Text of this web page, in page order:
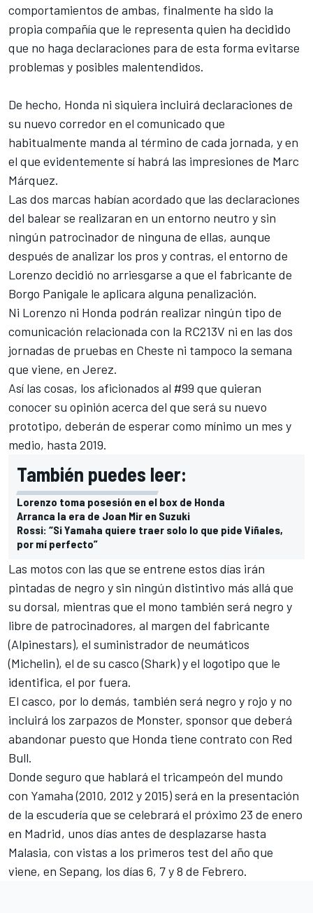
comportamientos de ambas, finalmente ha sido la
propia compañía que le representa quien ha decidido
que no haga declaraciones para de esta forma evitarse
problemas y posibles malentendidos.
De hecho, Honda ni siquiera incluirá declaraciones de
su nuevo corredor en el comunicado que
habitualmente manda al término de cada jornada, y en
el que evidentemente sí habrá las impresiones de Marc
Márquez.
Las dos marcas habían acordado que las declaraciones
del balear se realizaran en un entorno neutro y sin
ningún patrocinador de ninguna de ellas, aunque
después de analizar los pros y contras, el entorno de
Lorenzo decidió no arriesgarse a que el fabricante de
Borgo Panigale le aplicara alguna penalización.
Ni Lorenzo ni Honda podrán realizar ningún tipo de
comunicación relacionada con la RC213V ni en las dos
jornadas de pruebas en Cheste ni tampoco la semana
que viene, en Jerez.
Así las cosas, los aficionados al #99 que quieran
conocer su opinión acerca del que será su nuevo
prototipo, deberán de esperar como mínimo un mes y
medio, hasta 2019.
También puedes leer:
Lorenzo toma posesión en el box de Honda
Arranca la era de Joan Mir en Suzuki
Rossi: “Si Yamaha quiere traer solo lo que pide Viñales,
por mí perfecto”
Las motos con las que se entrene estos días irán
pintadas de negro y sin ningún distintivo más allá que
su dorsal, mientras que el mono también será negro y
libre de patrocinadores, al margen del fabricante
(Alpinestars), el suministrador de neumáticos
(Michelin), el de su casco (Shark) y el logotipo que le
identifica, el por fuera.
El casco, por lo demás, también será negro y rojo y no
incluirá los zarpazos de Monster, sponsor que deberá
abandonar puesto que Honda tiene contrato con Red
Bull.
Donde seguro que hablará el tricampeón del mundo
con Yamaha (2010, 2012 y 2015) será en la presentación
de la escudería que se celebrará el próximo 23 de enero
en Madrid, unos días antes de desplazarse hasta
Malasia, con vistas a los primeros test del año que
viene, en Sepang, los días 6, 7 y 8 de Febrero.